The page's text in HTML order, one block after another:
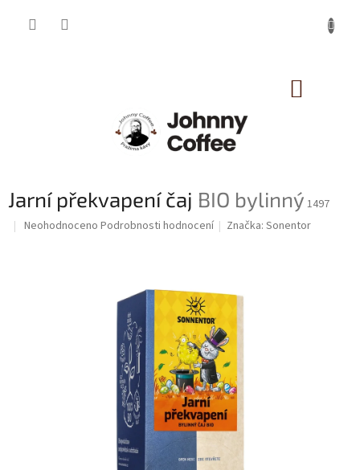
Jarní překvapení čaj BIO bylinný 1497
Průměrné
Neohodnoceno Podrobnosti hodnocení Značka:Sonentor